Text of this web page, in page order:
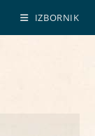
IZBORNIK